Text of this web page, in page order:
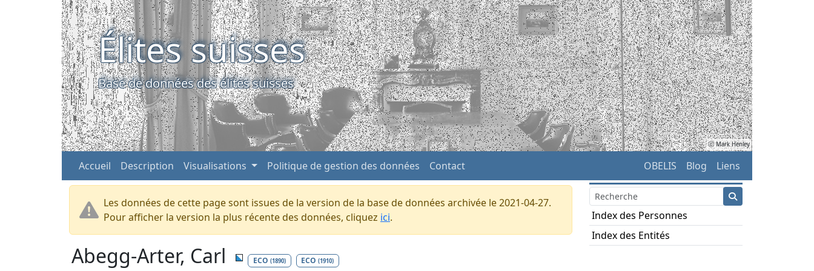
Élites suisses
Base de données des élites suisses
ⓒ Mark Henley
Accueil Description Visualisations Politique de gestion des données Contact OBELIS Blog Liens
Les données de cette page sont issues de la version de la base de données archivée le 2021-04-27.
Pour afficher la version la plus récente des données, cliquez ici.
Abegg-Arter, Carl ECO (1890) ECO(1910)
Index des Personnes
Index des Entités